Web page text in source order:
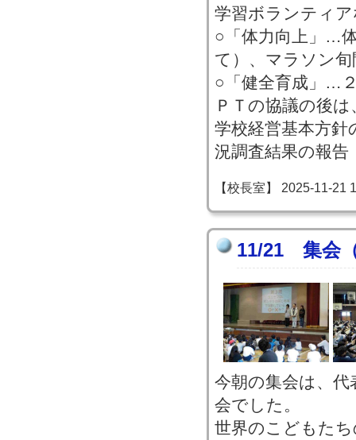
学習ボランティ
○「体力向上」…
て）、マラソン
○「健全育成」…
ＰＴの協議の後
学校経営基本方針
況調査結果の報
【校長室】 2025-11-21
11/21 集会
今朝の集会は、
会でした。
世界のこどもた